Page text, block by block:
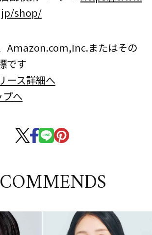
shop/
Amazon.com,Inc.またはその
です
ース詳細へ
プへ